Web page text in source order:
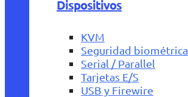
Dispositivos
KVM
Seguridad biométrica
Serial / Parallel
Tarjetas E/S
USB y Firewire